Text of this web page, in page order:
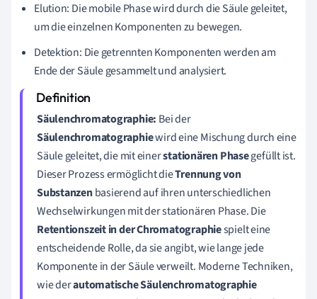
Elution: Die mobile Phase wird durch die Säule geleitet,
um die einzelnen Komponenten zu bewegen.
Detektion: Die getrennten Komponenten werden am
Ende der Säule gesammelt und analysiert.
Säulenchromatographie: Bei der
Säulenchromatographiewird eine Mischung durch eine
Säule geleitet, die mit einerstationären Phasegefüllt ist.
Dieser Prozess ermöglicht dieTrennung von
Substanzenbasierend auf ihren unterschiedlichen
Wechselwirkungen mit der stationären Phase. Die
Retentionszeit in der Chromatographiespielt eine
entscheidende Rolle, da sie angibt, wie lange jede
Komponente in der Säule verweilt. Moderne Techniken,
wie derautomatische Säulenchromatographie